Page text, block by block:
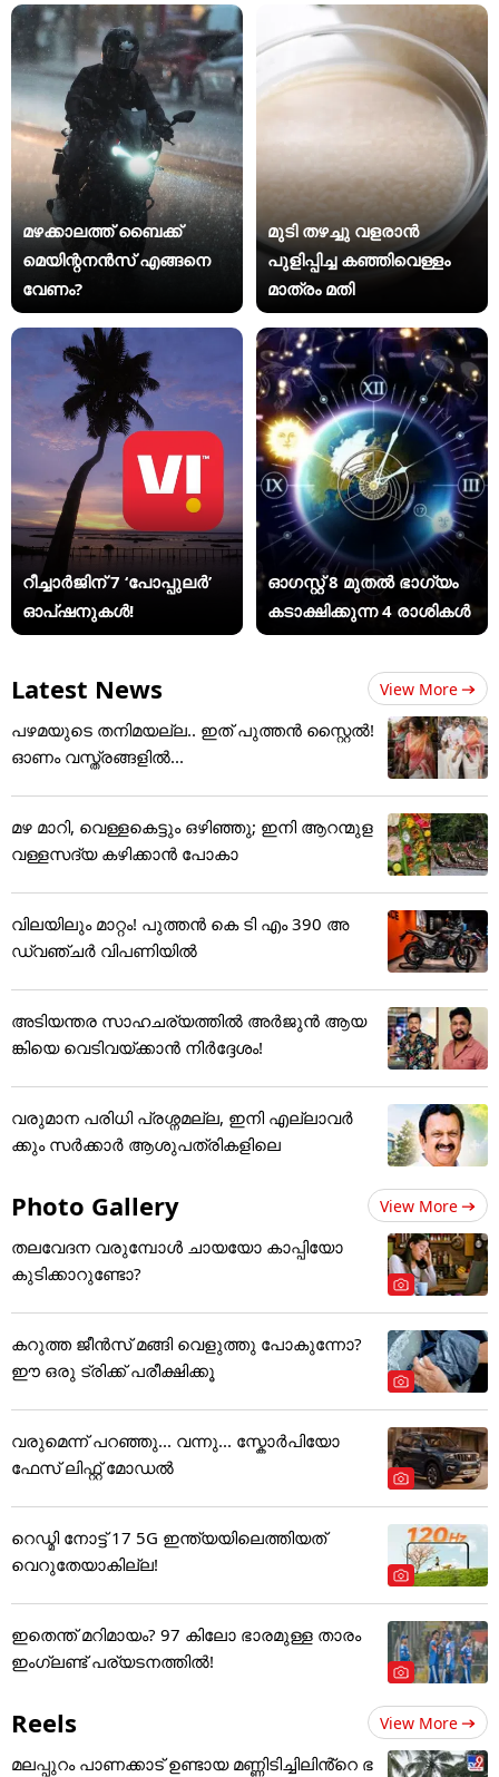
മഴക്കാലത്ത് ബൈക്ക്
മെയിന്റനൻസ് എങ്ങനെ
വേണം?
മുടി തഴച്ചു വളരാൻ
പുളിപ്പിച്ച കഞ്ഞിവെള്ളം
മാത്രം മതി
റീച്ചാർജിന് 7 ‘പോപ്പുലർ’
ഓപ്ഷനുകൾ!
ഓഗസ്റ്റ് 8 മുതൽ ഭാഗ്യം
കടാക്ഷിക്കുന്ന 4 രാശികൾ
Latest News View More
പഴമയുടെ തനിമയല്ല.. ഇത് പുത്തൻ സ്റ്റൈൽ!
ഓണം വസ്ത്രങ്ങളിൽ...
മഴ മാറി, വെള്ളകെട്ടും ഒഴിഞ്ഞു; ഇനി ആറന്മുള
വള്ളസദ്യ കഴിക്കാൻ പോകാ
വിലയിലും മാറ്റം! പുത്തൻ കെ ടി എം 390 അ
ഡ്വഞ്ചർ വിപണിയിൽ
അടിയന്തര സാഹചര്യത്തിൽ അർജുൻ ആയ
ങ്കിയെ വെടിവയ്ക്കാൻ നിർദ്ദേശം!
വരുമാന പരിധി പ്രശ്നമല്ല, ഇനി എല്ലാവർ
ക്കും സർക്കാർ ആശുപത്രികളിലെ
Photo Gallery View More
തലവേദന വരുമ്പോൾ ചായയോ കാപ്പിയോ
കുടിക്കാറുണ്ടോ?
കറുത്ത ജീൻസ് മങ്ങി വെളുത്തു പോകുന്നോ?
ഈ ഒരു ട്രിക്ക് പരീക്ഷിക്കൂ
വരുമെന്ന് പറഞ്ഞു... വന്നു... സ്കോർപിയോ
ഫേസ് ലിഫ്റ്റ് മോഡൽ
റെഡ്മി നോട്ട് 17 5G ഇന്ത്യയിലെത്തിയത്
വെറുതേയാകില്ല!
ഇതെന്ത് മറിമായം? 97 കിലോ ഭാരമുള്ള താരം
ഇംഗ്ലണ്ട് പര്യടനത്തില്‍!
Reels View More
മലപ്പുറം പാണക്കാട് ഉണ്ടായ മണ്ണിടിച്ചിലിൻ്റെ ഭ